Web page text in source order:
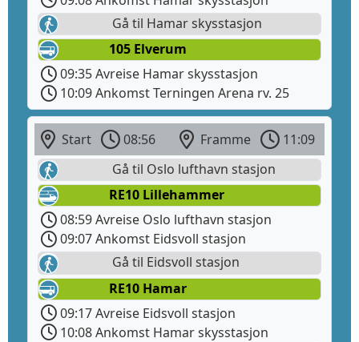
Gå til Hamar skysstasjon
105 Elverum
09:35 Avreise Hamar skysstasjon
10:09 Ankomst Terningen Arena rv. 25
Start 08:56 Framme
11:09
Gå til Oslo lufthavn stasjon
RE10 Lillehammer
08:59 Avreise Oslo lufthavn stasjon
09:07 Ankomst Eidsvoll stasjon
Gå til Eidsvoll stasjon
RE10 Hamar
09:17 Avreise Eidsvoll stasjon
10:08 Ankomst Hamar skysstasjon